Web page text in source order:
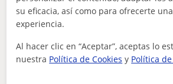
Tus clases particulares Entrenador personal
Algete
entrenador personal con 15 años de experiencia
Otros profesores de
en Algete que pueden
su eficacia, así como para ofrecerte
experiencia.
Al hacer clic en “Aceptar”, aceptas lo
nuestra Política de Cookies y Política